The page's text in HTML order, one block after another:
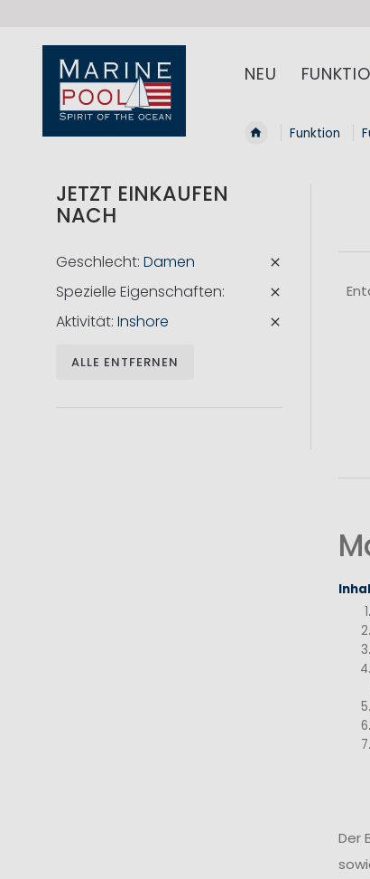
NEU
Funktion
Der
JETZT EINKAUFEN
NACH
Geschlecht Damen
Spezielle Eigenschaften
Aktivität Inshore
ALLE ENTFERNEN